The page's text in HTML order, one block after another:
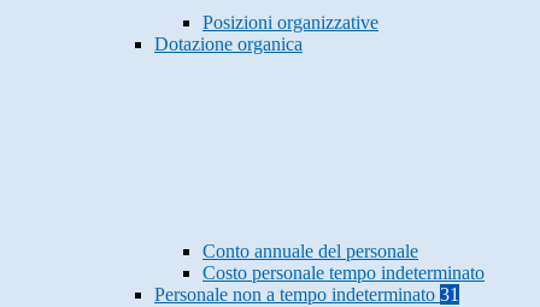
Posizioni organizzative
Dotazione organica
Conto annuale del personale
Costo personale tempo indeterminato
Personale non a tempo indeterminato 31